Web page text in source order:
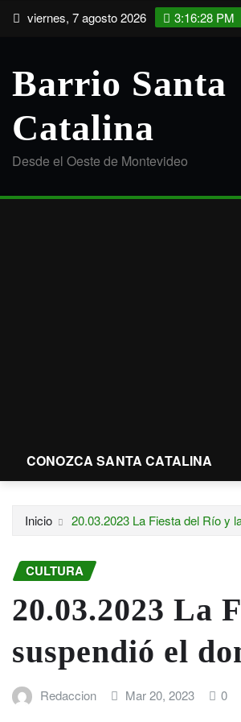
Saltar viernes, 7 agosto 2026 3:16:29 PM
Barrio Santa
Catalina
Desde el Oeste de Montevideo
CONOZCA SANTA CATALINA
Inicio 20.03.2023 La Fiesta del Río y
CULTURA
20.03.2023 La
suspendió el
Redaccion Mar 20, 2023 0